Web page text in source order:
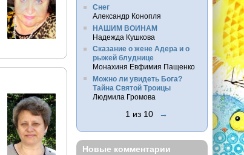
Снег
Александр Конопля
НАШИМ ВОИНАМ
Надежда Кушкова
Сказание о жене Адера и о
рыжей блуднице
Монахиня Евфимия Пащенко
Можно ли увидеть Бога?
Тайна Святой Троицы
Людмила Громова
1 из 10 →
Новые комментарии